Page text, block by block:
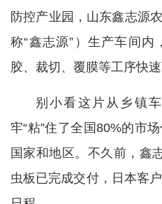
防控产业园，山东鑫志源
称“鑫志源”）生产车间
胶、裁切、覆膜等工序快速
别小看这片从乡镇
牢“粘”住了全国80%的市
国家和地区。不久前，鑫
虫板已完成交付，日本客